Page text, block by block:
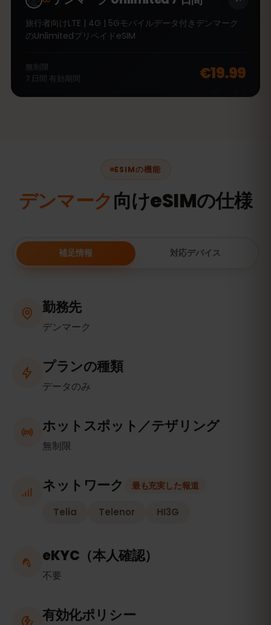
旅行者向けLTE | 4G | 5Gモバイルデータ付きデンマーク
のUnlimitedプリペイドeSIM
無制限
7 日間 有効期間 €19.99
ESIMの機能
デンマーク向けeSIMの仕様
補足情報 対応デバイス
勤務先
デンマーク
プランの種類
データのみ
ホットスポット／テザリング
無制限
ネットワーク 最も充実した報道
Telia Telenor HI3G
eKYC（本人確認）
不要
有効化ポリシー